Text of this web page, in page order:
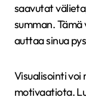
saavutat
summan.
auttaa sinua
Visualisointi voi
motivaatiota.